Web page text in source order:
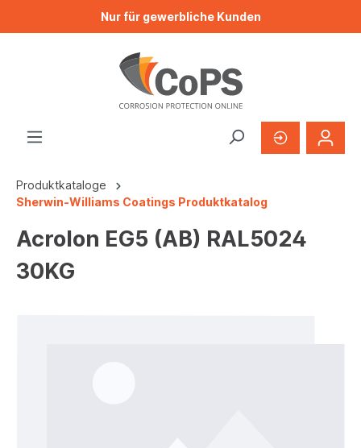
Nur für gewerbliche Kunden
Produktkataloge
Sherwin-Williams Coatings Produktkatalog
Acrolon EG5 (AB) RAL5024
30KG